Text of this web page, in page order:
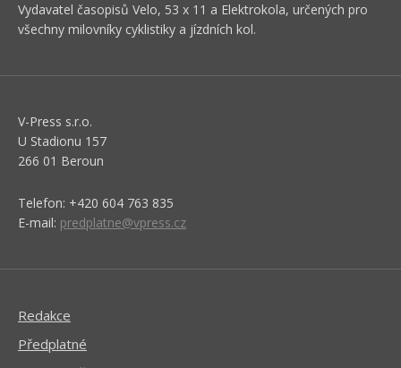
Vydavatel časopisů Velo, 53 x 11 a Elektrokola, určených pro
všechny milovníky cyklistiky a jízdních kol.
V-Press s.r.o.
U Stadionu 157
266 01 Beroun
Telefon: +420 604 763 835
E-mail: predplatne@vpress.cz
Redakce
Předplatné